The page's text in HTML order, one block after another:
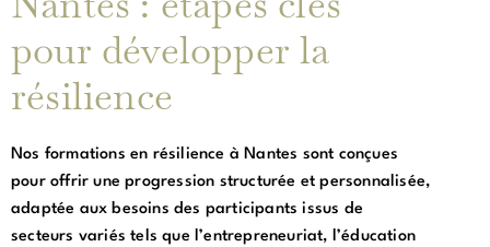
pour développer la
résilience
Nos formations en résilience à Nantes sont conçues
pour offrir une progression structurée et personnalisée,
adaptée aux besoins des participants issus de
secteurs variés tels que l’entrepreneuriat, l’éducation